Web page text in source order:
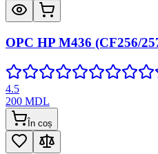
OPC HP M436 (CF256/
4.5
200 MDL
În coș